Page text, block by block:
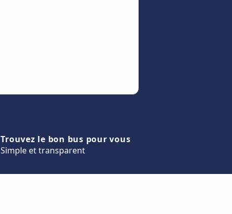
Trouvez le bon bus pour vous
Simple et transparent